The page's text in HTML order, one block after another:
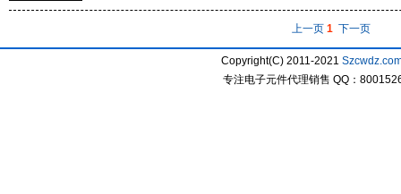
上一页 1 下一页
Copyright(C) 2011-2021
专注电子元件代理销售 QQ：